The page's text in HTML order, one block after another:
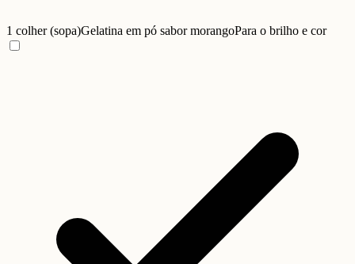
1 colher (sopa)Gelatina em pó sabor morangoPara o brilho e cor